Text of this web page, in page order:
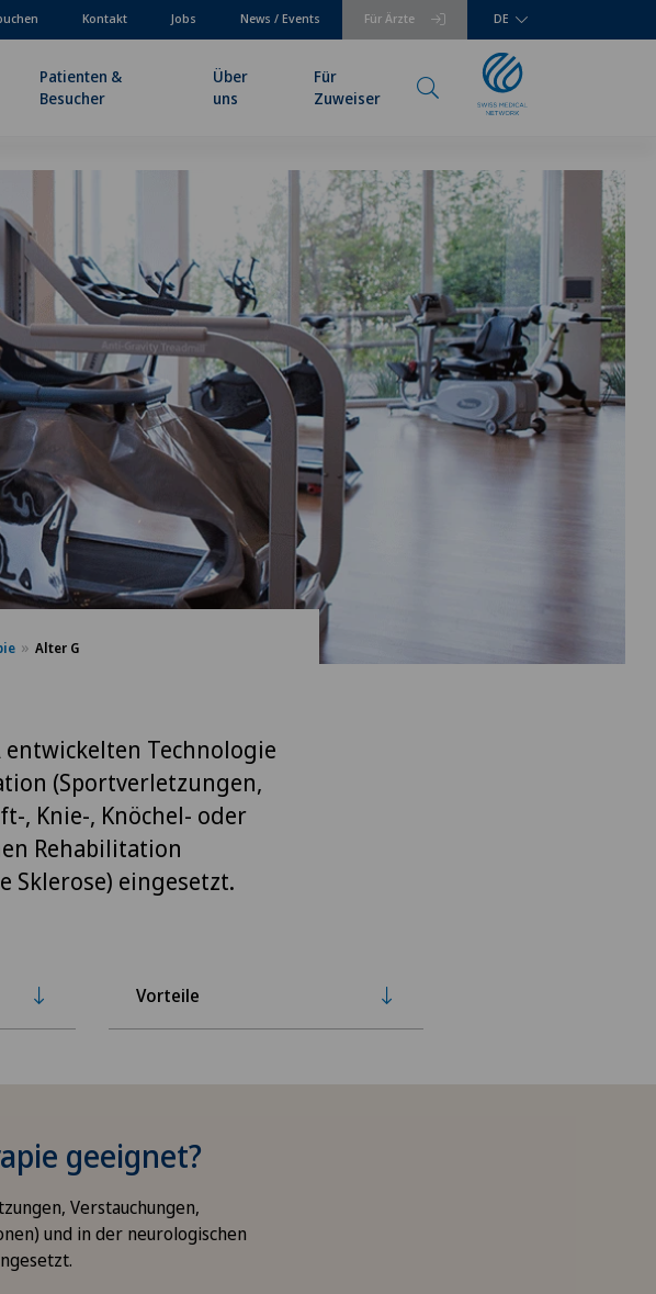
Für Ärzte
Kontakt Jobs News / Events DE
Patienten &
Besucher
Über
uns
Für
Zuweiser
Alter G
entwickelten Technologie
(Sportverletzungen,
, Knie-, Knöchel- oder
Rehabilitation
Sklerose) eingesetzt.
Vorteile
geeignet?
Verstauchungen,
und in der neurologischen